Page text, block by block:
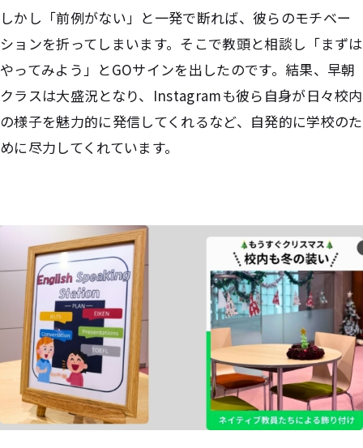
しかし「前例がない」と一発で断れば、彼らのモチベー
ションを折ってしまいます。そこで教頭と相談し「まずは
やってみよう」とGOサインを出したのです。結果、早朝
クラスは大盛況となり、Instagramも彼ら自身が日々校内
の様子を魅力的に発信してくれるなど、自発的に学校のた
めに尽力してくれています。